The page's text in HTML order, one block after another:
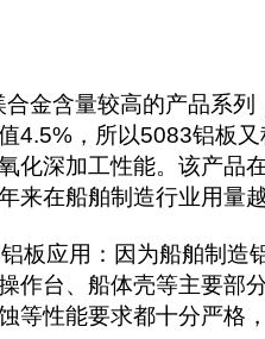
合金含量较高的产品系
4.5%，所以5083铝板
化深加工性能。该产品
来在船舶制造行业用量
应用：因为船舶制造
作台、船体壳等主要部
等性能要求都十分严格